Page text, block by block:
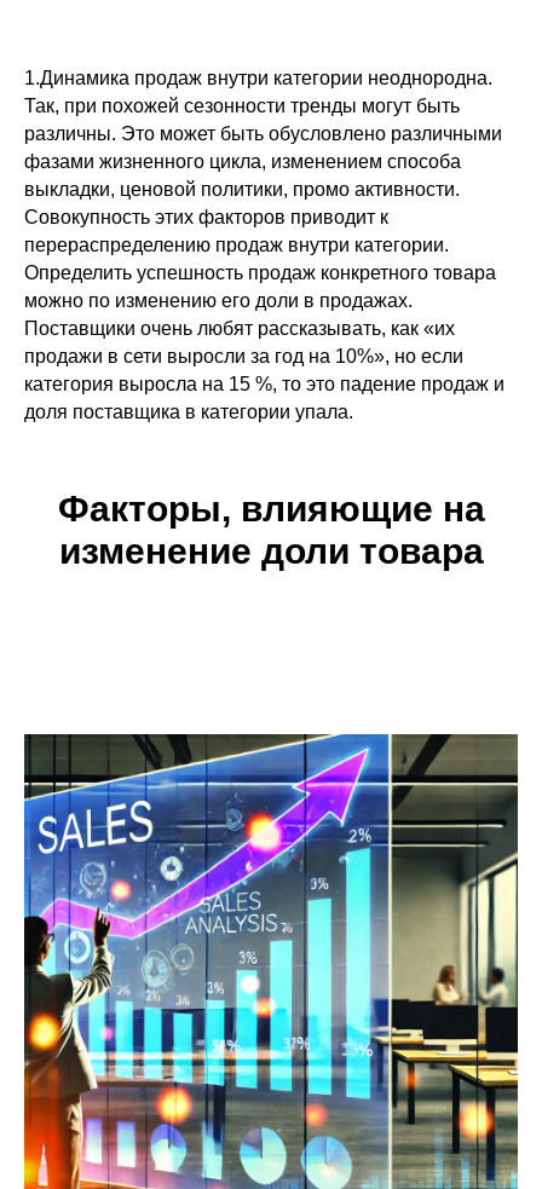
1.Динамика продаж внутри категории неоднородна.
Так, при похожей сезонности тренды могут быть
различны. Это может быть обусловлено различными
фазами жизненного цикла, изменением способа
выкладки, ценовой политики, промо активности.
Совокупность этих факторов приводит к
перераспределению продаж внутри категории.
Определить успешность продаж конкретного товара
можно по изменению его доли в продажах.
Поставщики очень любят рассказывать, как «их
продажи в сети выросли за год на 10%», но если
категория выросла на 15 %, то это падение продаж и
доля поставщика в категории упала.
Факторы, влияющие на
изменение доли товара